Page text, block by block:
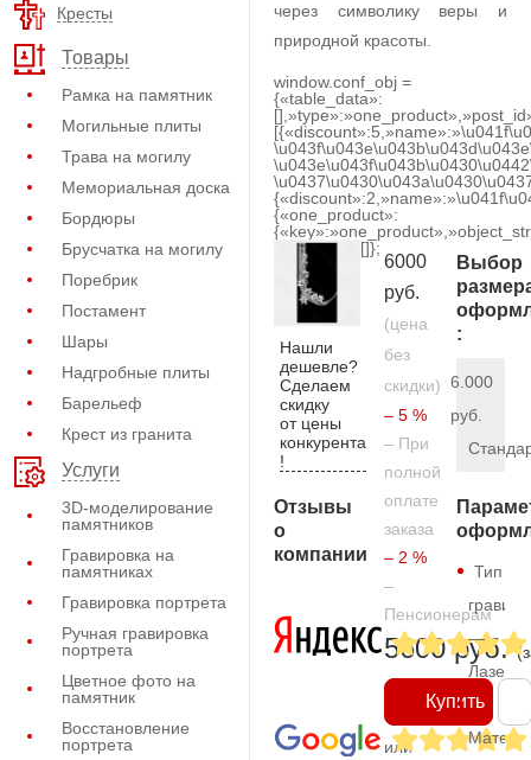
Кресты
Товары
Рамка на памятник
Могильные плиты
Трава на могилу
Мемориальная доска
Бордюры
Брусчатка на могилу
Поребрик
Постамент
Шары
Надгробные плиты
Барельеф
Крест из гранита
Услуги
3D-моделирование
памятников
Гравировка на
памятниках
Гравировка портрета
Ручная гравировка
портрета
Цветное фото на
памятник
Восстановление
портрета
через символику веры и
природной красоты.
window.conf_obj =
{«table_data»:
{«one_product»:
[]};
Нашли
дешевле?
Сделаем
скидку
от цены
конкурента
!
Отзывы
о
компании
6000
руб.
(цена
без
скидки)
– 5 %
– При
полной
оплате
заказа
– 2 %
–
Пенсионерам
5600 руб.
Купить
или
Выбор
:
6.000
руб.
Тип
—